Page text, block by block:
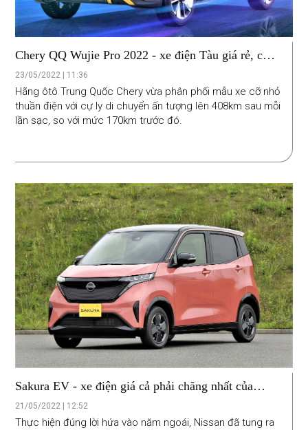
Chery QQ Wujie Pro 2022 - xe điện Tàu giá rẻ, chạy
được 408km
23/05/2022 | 11:36
Hãng ôtô Trung Quốc Chery vừa phân phối mẫu xe cỡ nhỏ
thuần điện với cự ly di chuyển ấn tượng lên 408km sau mỗi
lần sạc, so với mức 170km trước đó.
Sakura EV - xe điện giá cả phải chăng nhất của
Nissan
21/05/2022 | 12:52
Thực hiện đúng lời hứa vào năm ngoái, Nissan đã tung ra